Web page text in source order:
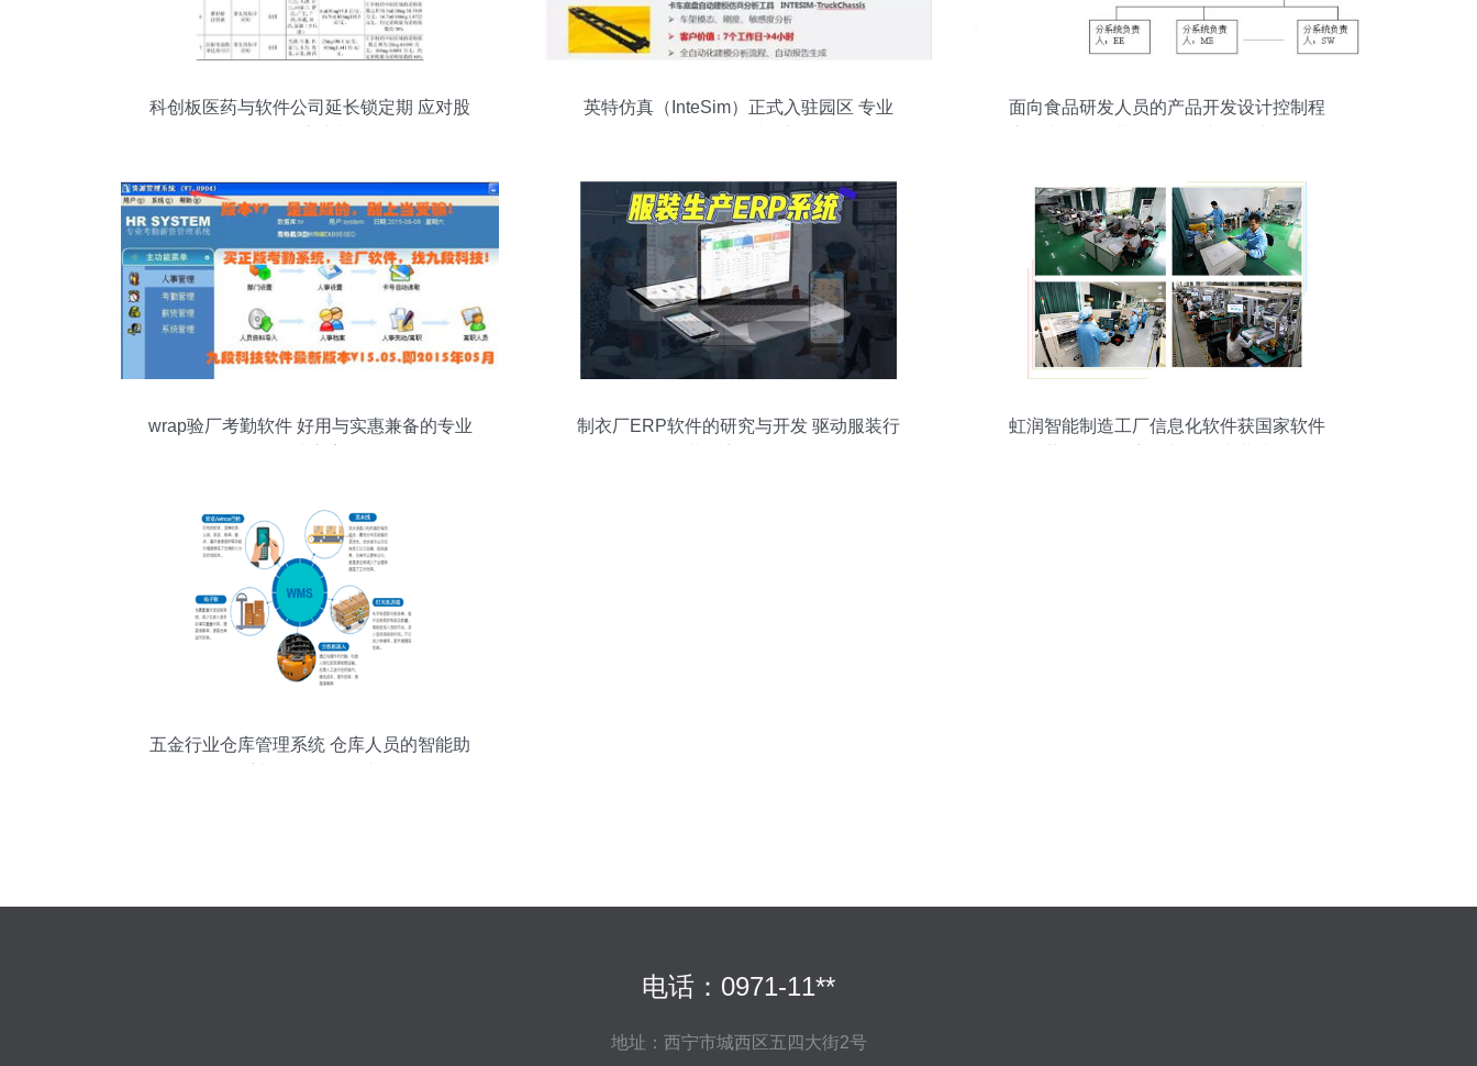
科创板医药与软件公司延长锁定期 应对股
英特仿真（InteSim）正式入驻园区 专业
面向食品研发人员的产品开发设计控制程
wrap验厂考勤软件 好用与实惠兼备的专业
制衣厂ERP软件的研究与开发 驱动服装行
虹润智能制造工厂信息化软件获国家软件
五金行业仓库管理系统 仓库人员的智能助
电话：0971-11**
地址：西宁市城西区五四大街2号